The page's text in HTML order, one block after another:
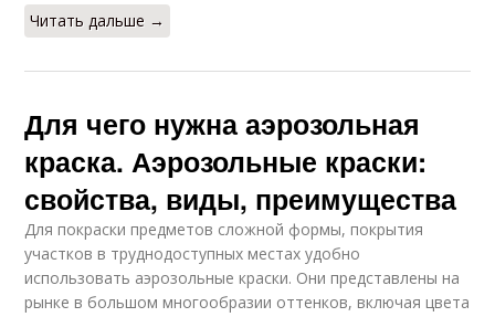
Читать дальше →
Для чего нужна аэрозольная
краска. Аэрозольные краски:
свойства, виды, преимущества
Для покраски предметов сложной формы, покрытия
участков в труднодоступных местах удобно
использовать аэрозольные краски. Они представлены на
рынке в большом многообразии оттенков, включая цвета